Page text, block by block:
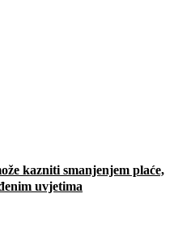
kazniti smanjenjem plaće,
uvjetima